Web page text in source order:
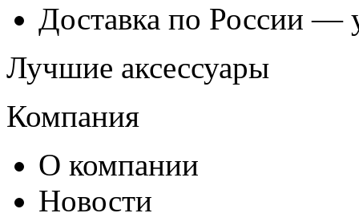
Доставка по России —
Лучшие аксессуары
Компания
О компании
Новости